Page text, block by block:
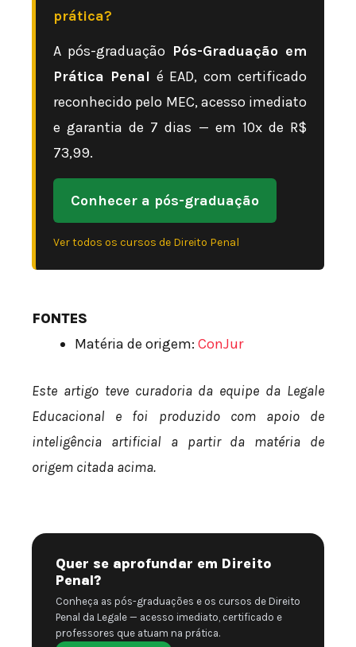
prática?
A pós-graduação Pós-Graduação em
Prática Penal é EAD, com certificado
reconhecido pelo MEC, acesso imediato
e garantia de 7 dias — em 10x de R$
73,99.
Conhecer a pós-graduação
Ver todos os cursos de Direito Penal
FONTES
Matéria de origem: ConJur
Este artigo teve curadoria da equipe da Legale
Educacional e foi produzido com apoio de
inteligência artificial a partir da matéria de
origem citada acima.
Quer se aprofundar em Direito
Penal?
Conheça as pós-graduações e os cursos de Direito
Penal da Legale — acesso imediato, certificado e
professores que atuam na prática.